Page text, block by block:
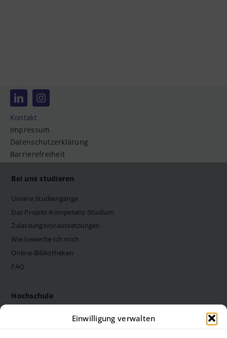
Einwilligung verwalten
Kontakt
Impressum
Datenschutzerklärung
Barrierefreiheit
Bei uns studieren
Unsere Studiengänge
Das Projekt-Kompetenz-Studium
Zulassungsvoraussetzungen
Wie bewerbe ich mich
Online-Bibliotheken
FAQ
Hochschule
Die Steinbeis Hochschule